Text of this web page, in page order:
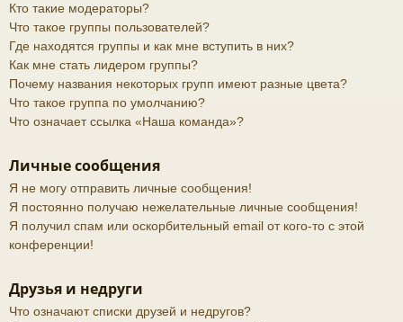
Кто такие модераторы?
Что такое группы пользователей?
Где находятся группы и как мне вступить в них?
Как мне стать лидером группы?
Почему названия некоторых групп имеют разные цвета?
Что такое группа по умолчанию?
Что означает ссылка «Наша команда»?
Личные сообщения
Я не могу отправить личные сообщения!
Я постоянно получаю нежелательные личные сообщения!
Я получил спам или оскорбительный email от кого-то с этой
конференции!
Друзья и недруги
Что означают списки друзей и недругов?